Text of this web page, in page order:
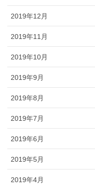
2019年12月
2019年11月
2019年10月
2019年9月
2019年8月
2019年7月
2019年6月
2019年5月
2019年4月